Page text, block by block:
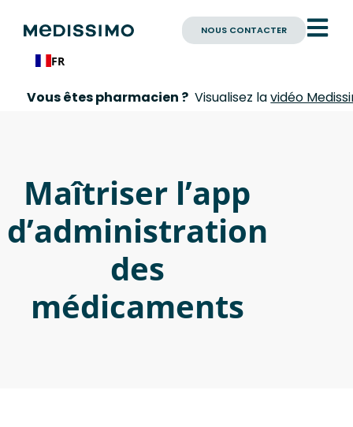
NOUS CONTACTER
FR
Vous êtes pharmacien ?Visualisez lavidéo
Maîtriser l’app
d’administration
des
médicaments